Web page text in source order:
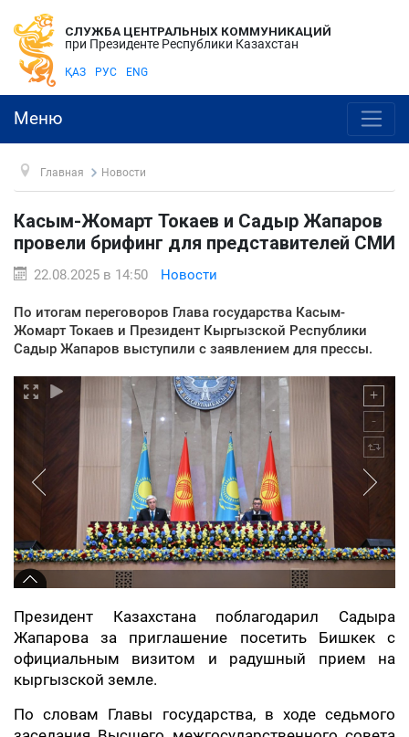
СЛУЖБА ЦЕНТРАЛЬНЫХ КОММУНИКАЦИЙ
при Президенте Республики Казахстан
ҚАЗ РУС ENG
Меню
Главная Новости
Касым-Жомарт Токаев и Садыр Жапаров
провели брифинг для представителей СМИ
22.08.2025 в 14:50 Новости
По итогам переговоров Глава государства Касым-
Жомарт Токаев и Президент Кыргызской Республики
Садыр Жапаров выступили с заявлением для прессы.
Президент Казахстана поблагодарил Садыра
Жапарова за приглашение посетить Бишкек с
официальным визитом и радушный прием на
кыргызской земле.
По словам Главы государства, в ходе седьмого